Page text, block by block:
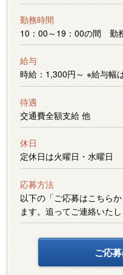
勤務時間
10：00～19：00の間 勤
給与
時給：1,300円～ ※給与幅
待遇
交通費全額支給 他
休日
定休日は火曜日・水曜日
応募方法
以下の「ご応募はこちら
ます。追ってご連絡いたし
ご応